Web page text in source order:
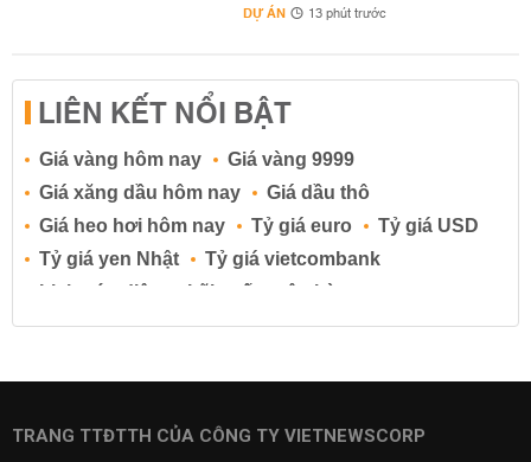
DỰ ÁN 13 phút trước
LIÊN KẾT NỔI BẬT
Giá vàng hôm nay
Giá vàng 9999
Giá xăng dầu hôm nay
Giá dầu thô
Giá heo hơi hôm nay
Tỷ giá euro
Tỷ giá USD
Tỷ giá yen Nhật
Tỷ giá vietcombank
Lịch cúp điện
Lãi suất ngân hàng
Lãi suất tiết kiệm
Lãi suất tiền gửi
Lãi suất ngân hàng BIDV
TRANG TTĐTTH CỦA CÔNG TY VIETNEWSCORP